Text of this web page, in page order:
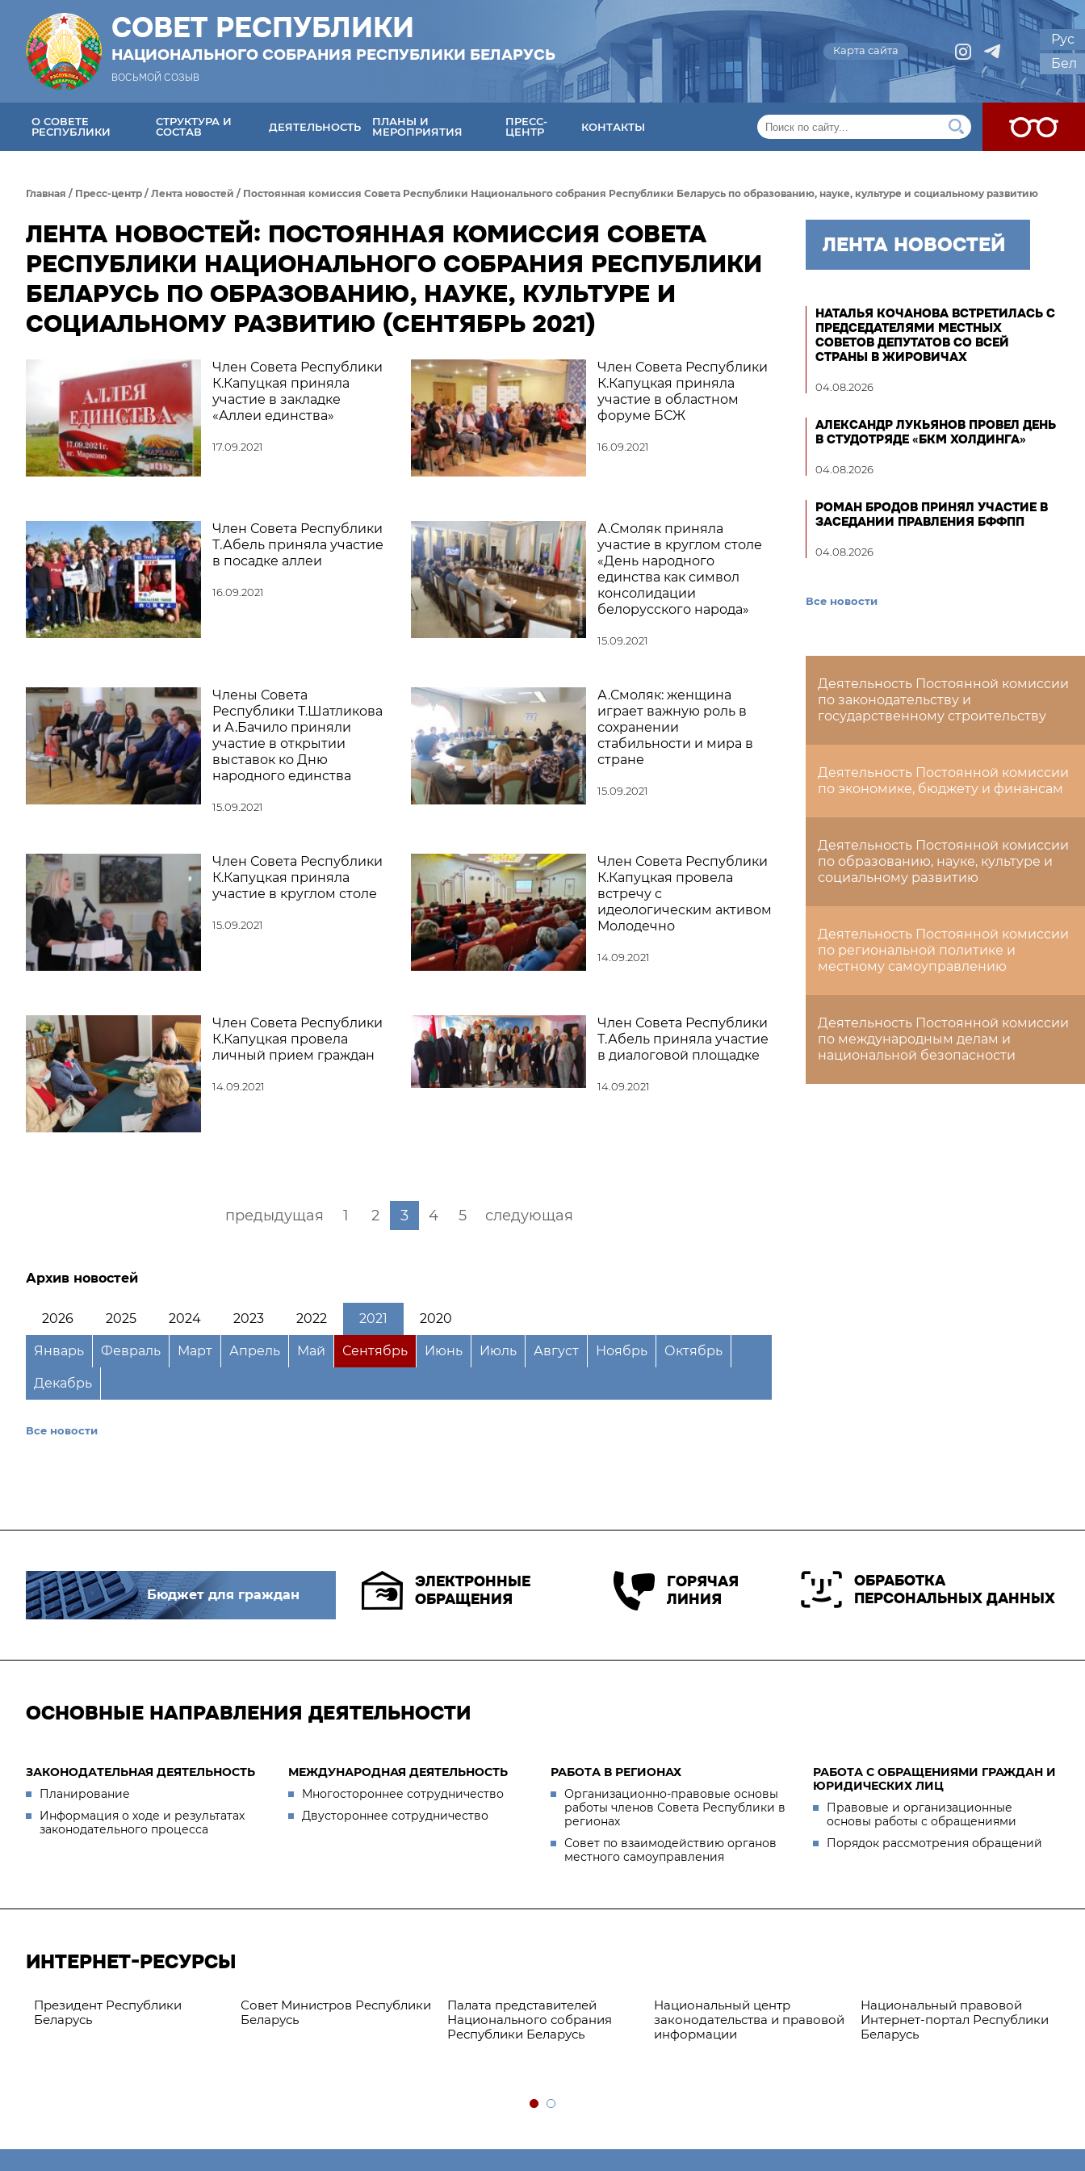
СОВЕТ РЕСПУБЛИКИ
НАЦИОНАЛЬНОГО СОБРАНИЯ РЕСПУБЛИКИ БЕЛАРУСЬ
ВОСЬМОЙ СОЗЫВ
Карта сайта
Рус
Бел
О СОВЕТЕ
РЕСПУБЛИКИ
СТРУКТУРА И
СОСТАВ
ДЕЯТЕЛЬНОСТЬ
ПЛАНЫ И
МЕРОПРИЯТИЯ
ПРЕСС-
ЦЕНТР
КОНТАКТЫ
Главная / Пресс-центр / Лента новостей / Постоянная комиссия Совета Республики Национального собрания Республики Беларусь по образованию, науке, культуре и социальному развитию
ЛЕНТА НОВОСТЕЙ: ПОСТОЯННАЯ КОМИССИЯ СОВЕТА
РЕСПУБЛИКИ НАЦИОНАЛЬНОГО СОБРАНИЯ РЕСПУБЛИКИ
БЕЛАРУСЬ ПО ОБРАЗОВАНИЮ, НАУКЕ, КУЛЬТУРЕ И
СОЦИАЛЬНОМУ РАЗВИТИЮ (СЕНТЯБРЬ 2021)
Член Совета Республики
К.Капуцкая приняла
участие в закладке
«Аллеи единства»
17.09.2021
Член Совета Республики
К.Капуцкая приняла
участие в областном
форуме БСЖ
16.09.2021
Член Совета Республики
Т.Абель приняла участие
в посадке аллеи
16.09.2021
А.Смоляк приняла
участие в круглом столе
«День народного
единства как символ
консолидации
белорусского народа»
15.09.2021
Члены Совета
Республики Т.Шатликова
и А.Бачило приняли
участие в открытии
выставок ко Дню
народного единства
15.09.2021
А.Смоляк: женщина
играет важную роль в
сохранении
стабильности и мира в
стране
15.09.2021
Член Совета Республики
К.Капуцкая приняла
участие в круглом столе
15.09.2021
Член Совета Республики
К.Капуцкая провела
встречу с
идеологическим активом
Молодечно
14.09.2021
Член Совета Республики
К.Капуцкая провела
личный прием граждан
14.09.2021
Член Совета Республики
Т.Абель приняла участие
в диалоговой площадке
14.09.2021
предыдущая 1 2 3 4 5 следующая
Архив новостей
2026 2025 2024 2023 2022 2021 2020
Январь Февраль Март Апрель Май Сентябрь Июнь Июль Август Ноябрь Октябрь
Декабрь
Все новости
ЛЕНТА НОВОСТЕЙ
НАТАЛЬЯ КОЧАНОВА ВСТРЕТИЛАСЬ С
ПРЕДСЕДАТЕЛЯМИ МЕСТНЫХ
СОВЕТОВ ДЕПУТАТОВ СО ВСЕЙ
СТРАНЫ В ЖИРОВИЧАХ
04.08.2026
АЛЕКСАНДР ЛУКЬЯНОВ ПРОВЕЛ ДЕНЬ
В СТУДОТРЯДЕ «БКМ ХОЛДИНГА»
04.08.2026
РОМАН БРОДОВ ПРИНЯЛ УЧАСТИЕ В
ЗАСЕДАНИИ ПРАВЛЕНИЯ БФФПП
04.08.2026
Все новости
Деятельность Постоянной комиссии
по законодательству и
государственному строительству
Деятельность Постоянной комиссии
по экономике, бюджету и финансам
Деятельность Постоянной комиссии
по образованию, науке, культуре и
социальному развитию
Деятельность Постоянной комиссии
по региональной политике и
местному самоуправлению
Деятельность Постоянной комиссии
по международным делам и
национальной безопасности
Бюджет для граждан
ЭЛЕКТРОННЫЕ
ОБРАЩЕНИЯ
ГОРЯЧАЯ
ЛИНИЯ
ОБРАБОТКА
ПЕРСОНАЛЬНЫХ ДАННЫХ
ОСНОВНЫЕ НАПРАВЛЕНИЯ ДЕЯТЕЛЬНОСТИ
ЗАКОНОДАТЕЛЬНАЯ ДЕЯТЕЛЬНОСТЬ
Планирование
Информация о ходе и результатах
законодательного процесса
МЕЖДУНАРОДНАЯ ДЕЯТЕЛЬНОСТЬ
Многостороннее сотрудничество
Двустороннее сотрудничество
РАБОТА В РЕГИОНАХ
Организационно-правовые основы
работы членов Совета Республики в
регионах
Совет по взаимодействию органов
местного самоуправления
РАБОТА С ОБРАЩЕНИЯМИ ГРАЖДАН И
ЮРИДИЧЕСКИХ ЛИЦ
Правовые и организационные
основы работы с обращениями
Порядок рассмотрения обращений
ИНТЕРНЕТ-РЕСУРСЫ
Президент Республики
Беларусь
Совет Министров Республики
Беларусь
Палата представителей
Национального собрания
Республики Беларусь
Национальный центр
законодательства и правовой
информации
Национальный правовой
Интернет-портал Республики
Беларусь